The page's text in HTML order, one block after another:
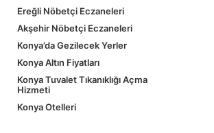
Ereğli Nöbetçi Eczaneleri
Akşehir Nöbetçi Eczaneleri
Konya’da Gezilecek Yerler
Konya Altın Fiyatları
Konya Tuvalet Tıkanıklığı Açma
Hizmeti
Konya Otelleri